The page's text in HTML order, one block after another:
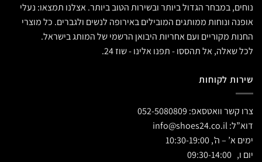
נוחים, במבחר הגדול ביותר ובשירות הטוב ביותר. אצלנו תמצאו: נעלי
אופנה ונוחות ממותגים המובילים באירופה לנשים ולגברים. כל מוצרי
החנות מקוריים ועם אחריות היבואן הרשמי של המותג בישראל.
לכל שאלה, אל תהססו - תפנו אלינו - שוז 24.
שירות לקוחות
צרו קשר וואטסאפ: 052-5080809
דוא”ל:
ימים א’ – ה’, 10:30-19:00
יום ו, 09:30-14:00